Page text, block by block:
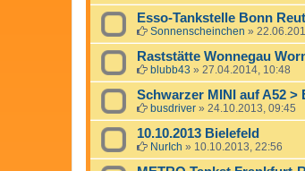
Esso-Tankstelle Bonn
Sonnenscheinchen »
Raststätte Wonnegau
blubb43 » 27.04.2014, 10:48
Schwarzer MINI auf A52 >
busdriver » 24.10.2013, 09:45
10.10.2013 Bielefeld
NurIch » 10.10.2013, 22:56